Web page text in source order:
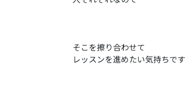
そこを擦り合わせて
レッスンを進めたい気持ちです